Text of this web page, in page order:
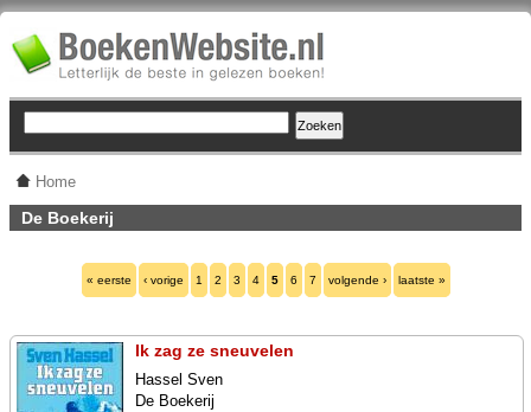
Home
De Boekerij
« eerste ‹ vorige 1 2 3 4 5 6 7 volgende › laatste »
Ik zag ze sneuvelen
Hassel Sven
De Boekerij